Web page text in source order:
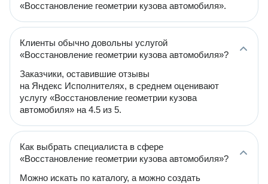
«Восстановление геометрии кузова автомобиля».
Клиенты обычно довольны услугой
«Восстановление геометрии кузова автомобиля»?
Заказчики, оставившие отзывы
на Яндекс Исполнителях, в среднем оценивают
услугу «Восстановление геометрии кузова
автомобиля» на 4.5 из 5.
Как выбрать специалиста в сфере
«Восстановление геометрии кузова автомобиля»?
Можно искать по каталогу, а можно создать